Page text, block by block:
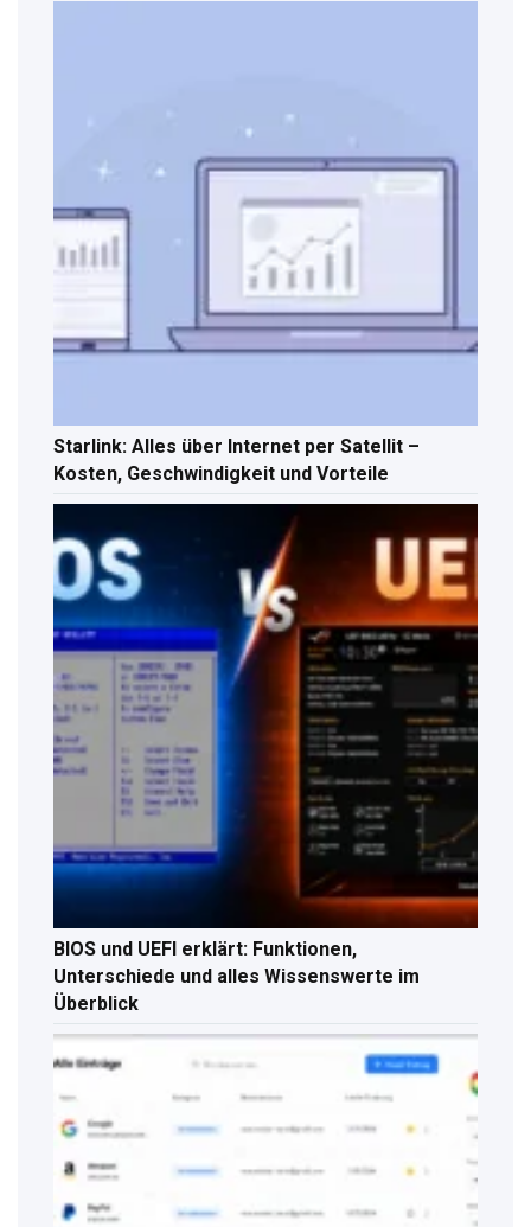
Starlink: Alles über Internet per Satellit –
Kosten, Geschwindigkeit und Vorteile
BIOS und UEFI erklärt: Funktionen,
Unterschiede und alles Wissenswerte im
Überblick